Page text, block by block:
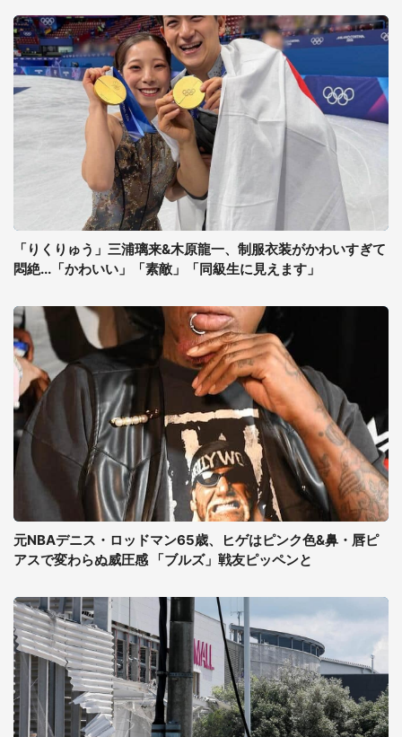
「りくりゅう」三浦璃来&木原龍一、制服衣装がかわいすぎて
悶絶...「かわいい」「素敵」「同級生に見えます」
元NBAデニス・ロッドマン65歳、ヒゲはピンク色&鼻・唇ピ
アスで変わらぬ威圧感 「ブルズ」戦友ピッペンと